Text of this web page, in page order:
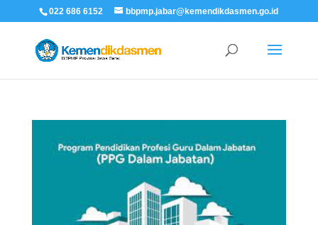
022 686 6152 bbpmp.jabar@kemendikdasmen.go.id